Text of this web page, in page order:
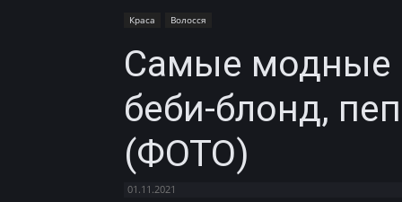
Краса Волосся
Самые модные
беби-блонд,
(ФОТО)
01.11.2021